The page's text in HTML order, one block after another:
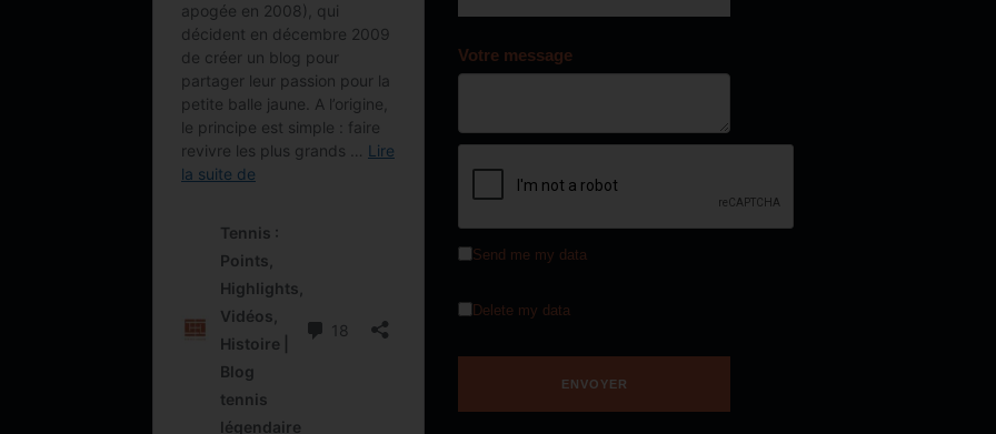
Votre message
Send me my data
Delete my data